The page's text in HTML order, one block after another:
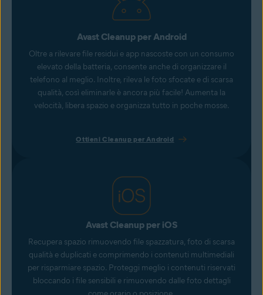
Avast Cleanup per Android
Oltre a rilevare file residui e app nascoste con un consumo
elevato della batteria, consente anche di organizzare il
telefono al meglio. Inoltre, rileva le foto sfocate e di scarsa
qualità, così eliminarle è ancora più facile! Aumenta la
velocità, libera spazio e organizza tutto in poche mosse.
Ottieni Cleanup per Android
Avast Cleanup per iOS
Recupera spazio rimuovendo file spazzatura, foto di scarsa
qualità e duplicati e comprimendo i contenuti multimediali
per risparmiare spazio. Proteggi meglio i contenuti riservati
bloccando i file sensibili e rimuovendo dalle foto dettagli